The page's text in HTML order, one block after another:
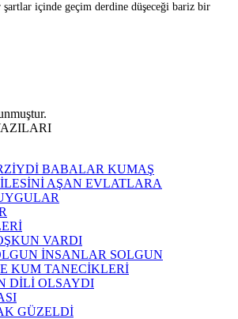
şartlar içinde geçim derdine düşeceği bariz bir
BABALAR KUMAŞ
AŞAN EVLATLARA
VARDI
İNSANLAR SOLGUN
KUM TANECİKLERİ
DİLİ OLSAYDI
GÜZELDİ